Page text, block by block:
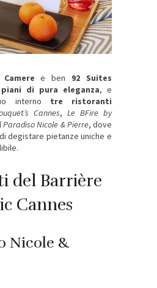
Camere e ben 92 Suites
di pura eleganza, e
interno tre ristoranti
Cannes, Le BFire by
Paradiso Nicole & Pierre, dove
degistare pietanze uniche e
del Barrière
Cannes
Nicole &